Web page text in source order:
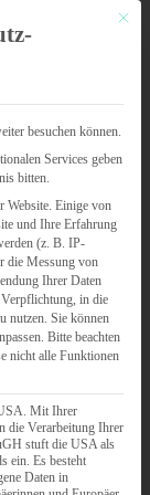
Mit
besuchen können.
Services geben
bitten.
Website. Einige von
und Ihre Erfahrung
(z. B. IP-
die Messung von
Ihrer Daten
Verpflichtung, in die
nutzen. Sie können
Bitte beachten
nicht alle Funktionen
Mit Ihrer
die Verarbeitung Ihrer
stuft die USA als
ein. Es besteht
Daten in